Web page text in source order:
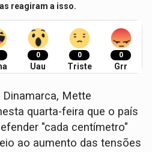
reagiram a isso.
0
Uau
0
Triste
0
Grr
Mette
quarta-feira que o país
"cada centímetro"
ao aumento das tensões